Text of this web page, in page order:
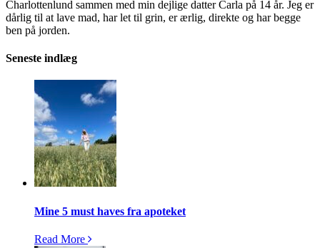
Charlottenlund sammen med min dejlige datter Carla på 14 år. Jeg er
dårlig til at lave mad, har let til grin, er ærlig, direkte og har begge
ben på jorden.
Seneste indlæg
Mine 5 must haves fra apoteket
Read More